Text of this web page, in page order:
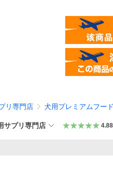
リ専門店 犬用プレミアムフード
サプリ専門店 4.88